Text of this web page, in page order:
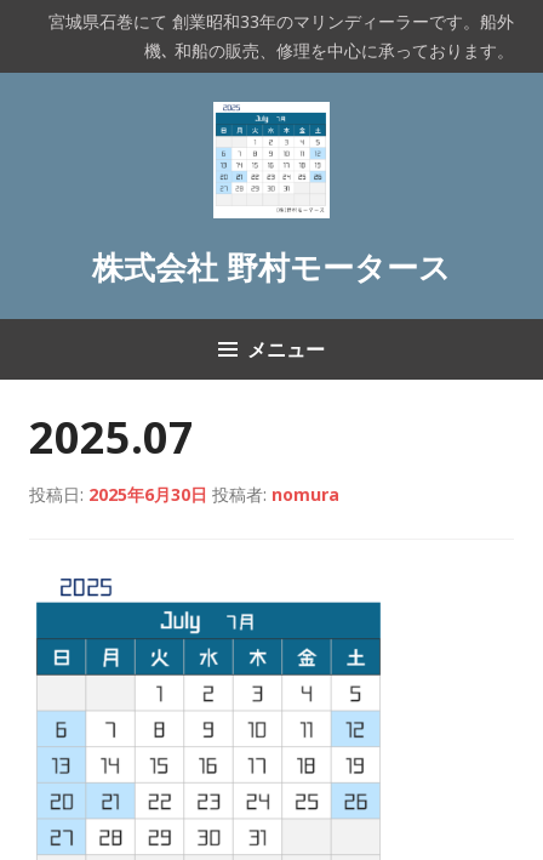
テ
宮城県石巻にて 創業昭和33年のマリンディーラーです。船外
機､ 和船の販売、修理を中心に承っております。
株式会社 野村モータース
メニュー
2025.07
投稿日: 2025年6月30日 投稿者: nomura